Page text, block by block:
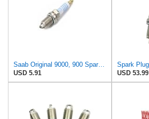
Saab Original 9000, 900 Spark Plug 9195109
USD 5.91
USD 53.99